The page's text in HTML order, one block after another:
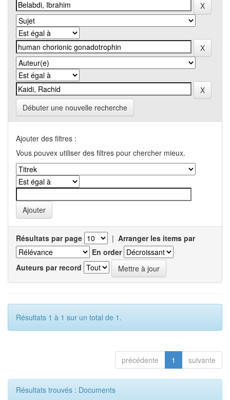
Débuter une nouvelle recherche
Ajouter des filtres :
Vous pouvex utiliser des filtres pour chercher mieux.
Résultats par page | Arranger les items par
En order
Auteurs par record
Résultats 1 à 1 sur un total de 1.
précédente 1 suivante
Résultats trouvés : Documents